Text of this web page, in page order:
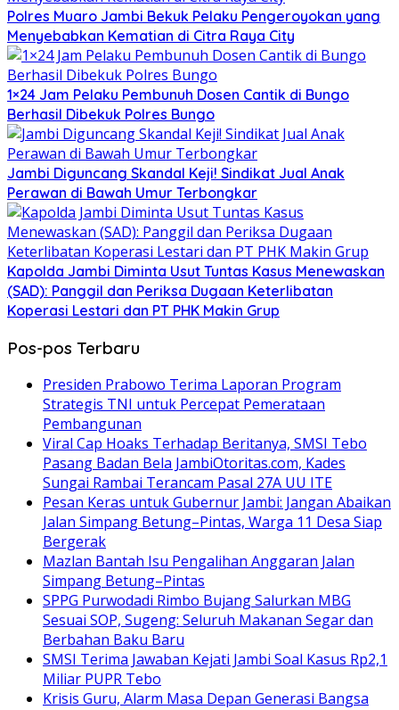
Polres Muaro Jambi Bekuk Pelaku Pengeroyokan yang
Menyebabkan Kematian di Citra Raya City
1×24 Jam Pelaku Pembunuh Dosen Cantik di Bungo
Berhasil Dibekuk Polres Bungo
Jambi Diguncang Skandal Keji! Sindikat Jual Anak
Perawan di Bawah Umur Terbongkar
Kapolda Jambi Diminta Usut Tuntas Kasus Menewaskan
(SAD): Panggil dan Periksa Dugaan Keterlibatan
Koperasi Lestari dan PT PHK Makin Grup
Pos-pos Terbaru
Presiden Prabowo Terima Laporan Program
Strategis TNI untuk Percepat Pemerataan
Pembangunan
Viral Cap Hoaks Terhadap Beritanya, SMSI Tebo
Pasang Badan Bela JambiOtoritas.com, Kades
Sungai Rambai Terancam Pasal 27A UU ITE
Pesan Keras untuk Gubernur Jambi: Jangan Abaikan
Jalan Simpang Betung–Pintas, Warga 11 Desa Siap
Bergerak
Mazlan Bantah Isu Pengalihan Anggaran Jalan
Simpang Betung–Pintas
SPPG Purwodadi Rimbo Bujang Salurkan MBG
Sesuai SOP, Sugeng: Seluruh Makanan Segar dan
Berbahan Baku Baru
SMSI Terima Jawaban Kejati Jambi Soal Kasus Rp2,1
Miliar PUPR Tebo
Krisis Guru, Alarm Masa Depan Generasi Bangsa